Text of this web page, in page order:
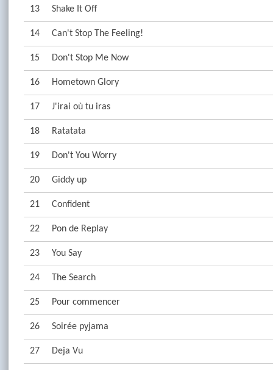
13 Shake It Off
14 Can't Stop The Feeling!
15 Don't Stop Me Now
16 Hometown Glory
17 J'irai où tu iras
18 Ratatata
19 Don't You Worry
20 Giddy up
21 Confident
22 Pon de Replay
23 You Say
24 The Search
25 Pour commencer
26 Soirée pyjama
27 Deja Vu